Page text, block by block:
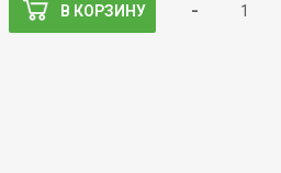
В КОРЗИНУ -